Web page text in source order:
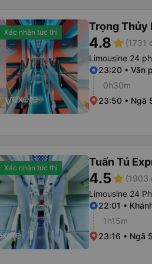
Xác nhận tức thì Trọng Thủy
4.8star (1731
Limousine 24
23:20 • Văn
0h30m
23:50 • Ngã
Xác nhận tức thì Tuấn Tú
4.5star (1903
Limousine 24
22:01 •
1h15m
23:16 • Ngã